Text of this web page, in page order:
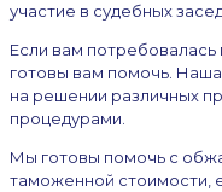
участие в судебных
Если вам
готовы вам помочь.
на решении различных
процедурами.
Мы готовы помочь с
таможенной стоимости,